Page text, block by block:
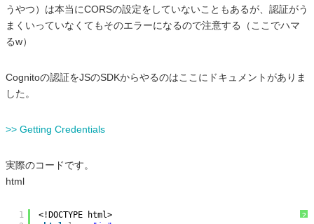
うやつ）は本当にCORSの設定をしていないこともあるが、認証がう
まくいっていなくてもそのエラーになるので注意する（ここでハマ
るw）
Cognitoの認証をJSのSDKからやるのはここにドキュメントがありま
した。
>> Getting Credentials
実際のコードです。
html
?
1
<!DOCTYPE html>